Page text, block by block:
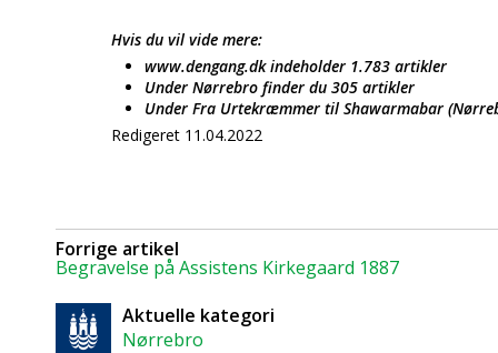
Hvis du vil vide mere:
www.dengang.dk indeholder 1.783 artikler
Under Nørrebro finder du 305 artikler
Under Fra Urtekræmmer til Shawarmabar
Redigeret 11.04.2022
Forrige artikel
Begravelse på Assistens Kirkegaard 1887
Aktuelle kategori
Nørrebro